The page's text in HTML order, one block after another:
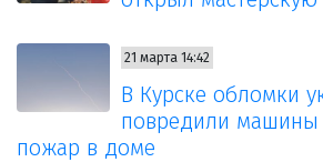
21 марта 14:42
В Курске обломки
повредили машины
пожар в доме